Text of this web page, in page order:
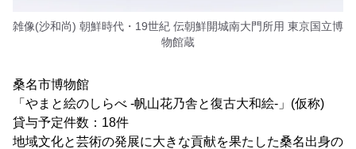
雑像(沙和尚) 朝鮮時代・19世紀 伝朝鮮開城南大門所用 東京国立博
物館蔵
桑名市博物館
「やまと絵のしらべ -帆山花乃舎と復古大和絵-」(仮称)
貸与予定件数：18件
地域文化と芸術の発展に大きな貢献を果たした桑名出身の